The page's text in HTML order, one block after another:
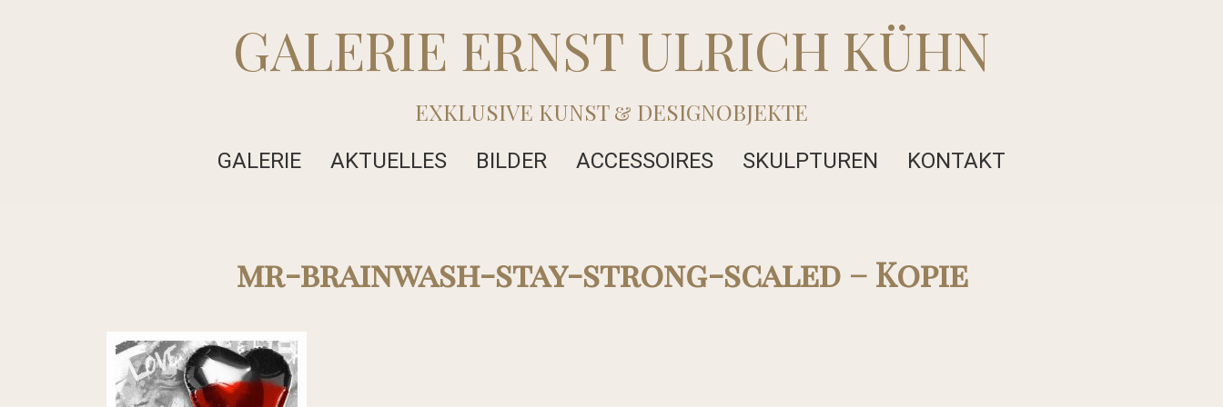
GALERIE ERNST ULRICH KÜHN
EXKLUSIVE KUNST & DESIGNOBJEKTE
GALERIE AKTUELLES BILDER ACCESSOIRES SKULPTUREN KONTAKT
mr-brainwash-stay-strong-scaled – Kopie